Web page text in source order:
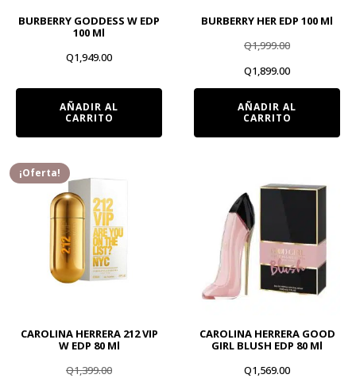
BURBERRY GODDESS W EDP
100 Ml
Q1,949.00
AÑADIR AL
CARRITO
BURBERRY HER EDP 100 Ml
Q1,999.00
El
original
Q1,899.00El
actual
AÑADIR AL
CARRITO
¡Oferta!
CAROLINA HERRERA 212 VIP
W EDP 80 Ml
Q1,399.00
CAROLINA HERRERA GOOD
GIRL BLUSH EDP 80 Ml
Q1,569.00